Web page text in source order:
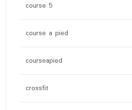
course 5
course a pied
courseapied
crossfit